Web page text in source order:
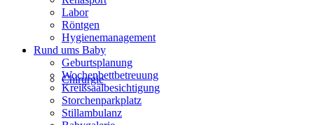
Chirurgie
Labor
Röntgen
Hygienemanagement
Rund ums Baby
Geburtsplanung
Wochenbettbetreuung
Kreißsaalbesichtigung
Storchenparkplatz
Stillambulanz